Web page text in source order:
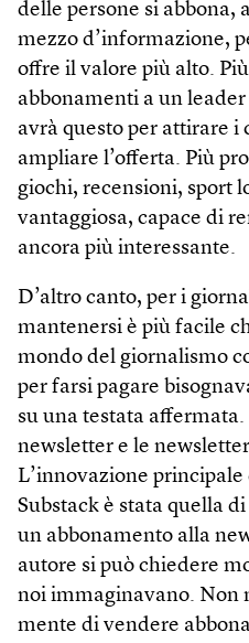
delle persone si abbona,
mezzo d’informazione,
offre il valore più alto.
abbonamenti a un
avrà questo per attirare
ampliare l’offerta. Più
giochi, recensioni, sport
vantaggiosa, capace di
ancora più interessante.
D’altro canto, per i
mantenersi è più facile
mondo del giornalismo
per farsi pagare
su una testata
newsletter e le
L’innovazione
Substack è stata quella
un abbonamento alla
autore si può chiedere
noi immaginavano. Non
mente di vendere